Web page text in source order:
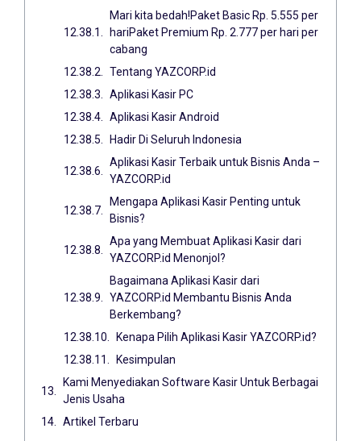
Mari kita bedah!Paket Basic Rp. 5.555 per
hariPaket Premium Rp. 2.777 per hari per
cabang
Tentang YAZCORP.id
Aplikasi Kasir PC
Aplikasi Kasir Android
Hadir Di Seluruh Indonesia
Aplikasi Kasir Terbaik untuk Bisnis Anda –
YAZCORP.id
Mengapa Aplikasi Kasir Penting untuk
Bisnis?
Apa yang Membuat Aplikasi Kasir dari
YAZCORP.id Menonjol?
Bagaimana Aplikasi Kasir dari
YAZCORP.id Membantu Bisnis Anda
Berkembang?
Kenapa Pilih Aplikasi Kasir YAZCORP.id?
Kesimpulan
Kami Menyediakan Software Kasir Untuk Berbagai
Jenis Usaha
Artikel Terbaru